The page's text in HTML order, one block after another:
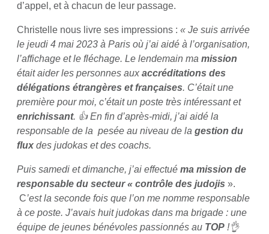
d’appel, et à chacun de leur passage.
Christelle nous livre ses impressions : « Je suis arrivée
le jeudi 4 mai 2023 à Paris où j’ai aidé à l’organisation,
l’affichage et le fléchage. Le lendemain ma mission
était aider les personnes aux accréditations des
délégations étrangères et françaises. C’était une
première pour moi, c’était un poste très intéressant et
enrichissant. 👍 En fin d’après-midi, j’ai aidé la
responsable de la pesée au niveau de la gestion du
flux des judokas et des coachs.
Puis samedi et dimanche, j’ai effectué ma mission de
responsable du secteur « contrôle des judojis ».
C’est la seconde fois que l’on me nomme responsable
à ce poste. J’avais huit judokas dans ma brigade : une
équipe de jeunes bénévoles passionnés au TOP !👌